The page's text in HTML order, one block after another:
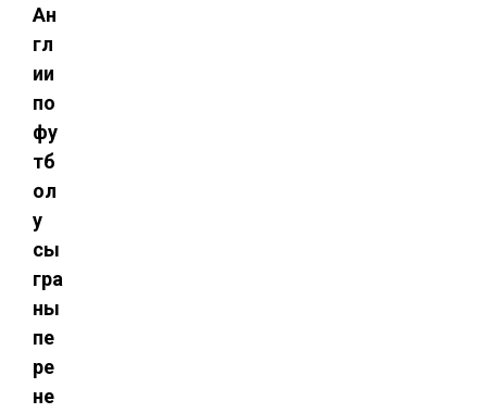
Ан
гл
ии
по
фу
тб
ол
у
сы
гра
ны
пе
ре
не